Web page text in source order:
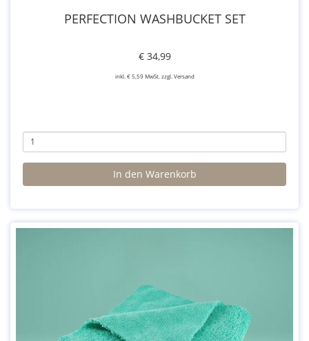
PERFECTION WASHBUCKET SET
€ 34,99
inkl. € 5,59 MwSt. zzgl. Versand
In den Warenkorb